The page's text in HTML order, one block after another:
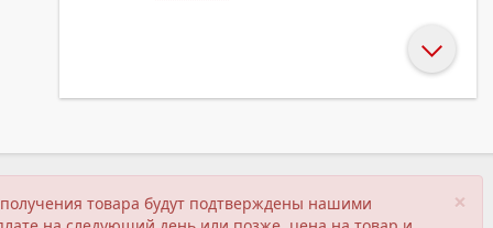
×
товара будут подтверждены нашими